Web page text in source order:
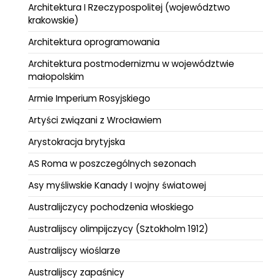
Architektura I Rzeczypospolitej (województwo
krakowskie)
Architektura oprogramowania
Architektura postmodernizmu w województwie
małopolskim
Armie Imperium Rosyjskiego
Artyści związani z Wrocławiem
Arystokracja brytyjska
AS Roma w poszczególnych sezonach
Asy myśliwskie Kanady I wojny światowej
Australijczycy pochodzenia włoskiego
Australijscy olimpijczycy (Sztokholm 1912)
Australijscy wioślarze
Australijscy zapaśnicy